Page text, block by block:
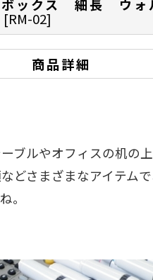
ボックス 細長 ウォ
[RM-02]
商品詳細
ブルやオフィスの机の
どさまざまなアイテム
。